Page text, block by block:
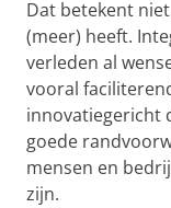
Dat betekent
(meer) heeft.
verleden al
vooral
innovatiegericht
goede
mensen en
zijn.